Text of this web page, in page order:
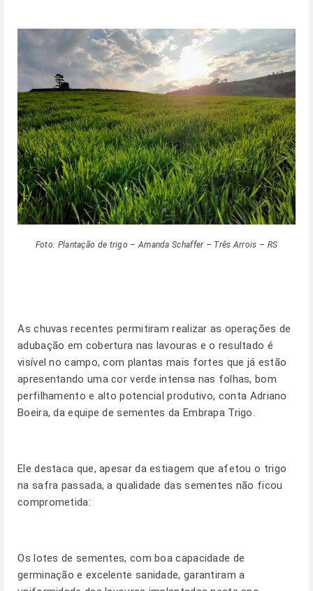
Foto: Plantação de trigo – Amanda Schaffer – Três Arrois – RS
As chuvas recentes permitiram realizar as operações de
adubação em cobertura nas lavouras e o resultado é
visível no campo, com plantas mais fortes que já estão
apresentando uma cor verde intensa nas folhas, bom
perfilhamento e alto potencial produtivo, conta Adriano
Boeira, da equipe de sementes da Embrapa Trigo.
Ele destaca que, apesar da estiagem que afetou o trigo
na safra passada, a qualidade das sementes não ficou
comprometida:
Os lotes de sementes, com boa capacidade de
germinação e excelente sanidade, garantiram a